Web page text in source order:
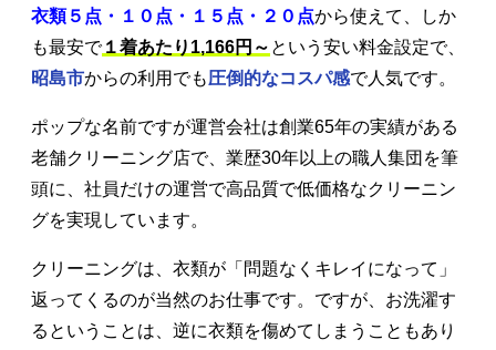
衣類５点・１０点・１５点・２０点から使えて、しか
も最安で１着あたり1,166円～ という安い料金設定で、
昭島市からの利用でも圧倒的なコスパ感で人気です。
ポップな名前ですが運営会社は創業65年の実績がある
老舗クリーニング店で、業歴30年以上の職人集団を筆
頭に、社員だけの運営で高品質で低価格なクリーニン
グを実現しています。
クリーニングは、衣類が「問題なくキレイになって」
返ってくるのが当然のお仕事です。ですが、お洗濯す
るということは、逆に衣類を傷めてしまうこともあり